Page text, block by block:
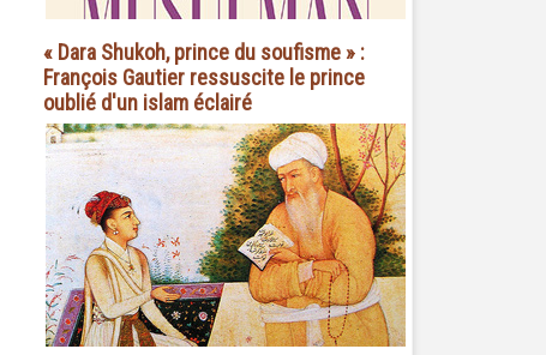
« Dara Shukoh, prince du soufisme » :
François Gautier ressuscite le prince
oublié d'un islam éclairé